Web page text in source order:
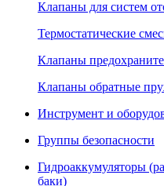
Клапаны для систем
Термостатические
Клапаны
Клапаны обратные
Инструмент и
Группы безопасности
Гидроаккумуляторы
баки)